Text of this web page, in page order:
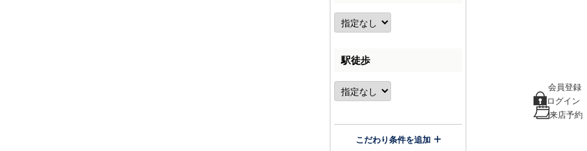
会員登録
ログイン
来店予約
駅徒歩
こだわり条件を追加